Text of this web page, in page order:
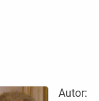
Autor: